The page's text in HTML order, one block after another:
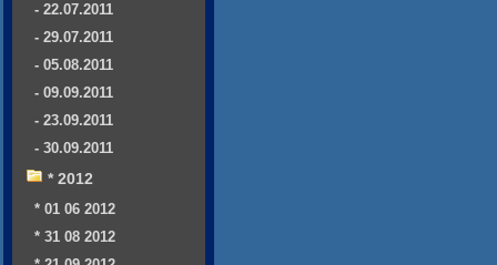
- 22.07.2011
- 29.07.2011
- 05.08.2011
- 09.09.2011
- 23.09.2011
- 30.09.2011
* 2012
* 01 06 2012
* 31 08 2012